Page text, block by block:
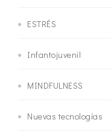
ESTRÉS
Infantojuvenil
MINDFULNESS
Nuevas tecnologías